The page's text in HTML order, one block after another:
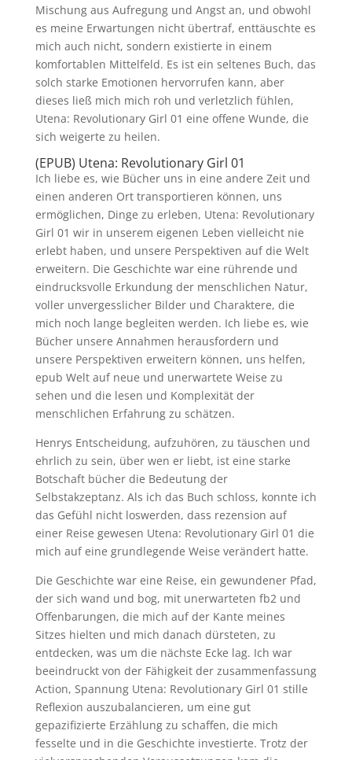
Mischung aus Aufregung und Angst an, und obwohl
es meine Erwartungen nicht übertraf, enttäuschte es
mich auch nicht, sondern existierte in einem
komfortablen Mittelfeld. Es ist ein seltenes Buch, das
solch starke Emotionen hervorrufen kann, aber
dieses ließ mich mich roh und verletzlich fühlen,
Utena: Revolutionary Girl 01 eine offene Wunde, die
sich weigerte zu heilen.
(EPUB) Utena: Revolutionary Girl 01
Ich liebe es, wie Bücher uns in eine andere Zeit und
einen anderen Ort transportieren können, uns
ermöglichen, Dinge zu erleben, Utena: Revolutionary
Girl 01 wir in unserem eigenen Leben vielleicht nie
erlebt haben, und unsere Perspektiven auf die Welt
erweitern. Die Geschichte war eine rührende und
eindrucksvolle Erkundung der menschlichen Natur,
voller unvergesslicher Bilder und Charaktere, die
mich noch lange begleiten werden. Ich liebe es, wie
Bücher unsere Annahmen herausfordern und
unsere Perspektiven erweitern können, uns helfen,
epub Welt auf neue und unerwartete Weise zu
sehen und die lesen und Komplexität der
menschlichen Erfahrung zu schätzen.
Henrys Entscheidung, aufzuhören, zu täuschen und
ehrlich zu sein, über wen er liebt, ist eine starke
Botschaft bücher die Bedeutung der
Selbstakzeptanz. Als ich das Buch schloss, konnte ich
das Gefühl nicht loswerden, dass rezension auf
einer Reise gewesen Utena: Revolutionary Girl 01 die
mich auf eine grundlegende Weise verändert hatte.
Die Geschichte war eine Reise, ein gewundener Pfad,
der sich wand und bog, mit unerwarteten fb2 und
Offenbarungen, die mich auf der Kante meines
Sitzes hielten und mich danach dürsteten, zu
entdecken, was um die nächste Ecke lag. Ich war
beeindruckt von der Fähigkeit der zusammenfassung
Action, Spannung Utena: Revolutionary Girl 01 stille
Reflexion auszubalancieren, um eine gut
gepazifizierte Erzählung zu schaffen, die mich
fesselte und in die Geschichte investierte. Trotz der